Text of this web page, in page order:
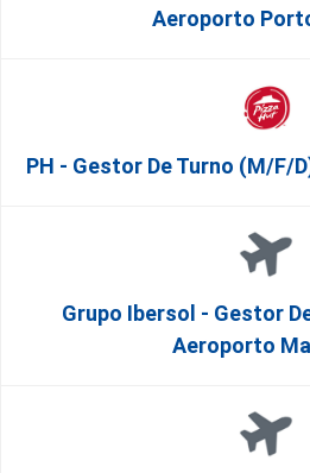
Aeroporto
PH - Gestor De Turno (m/f/
Grupo Ibersol - Gestor
Aeroporto